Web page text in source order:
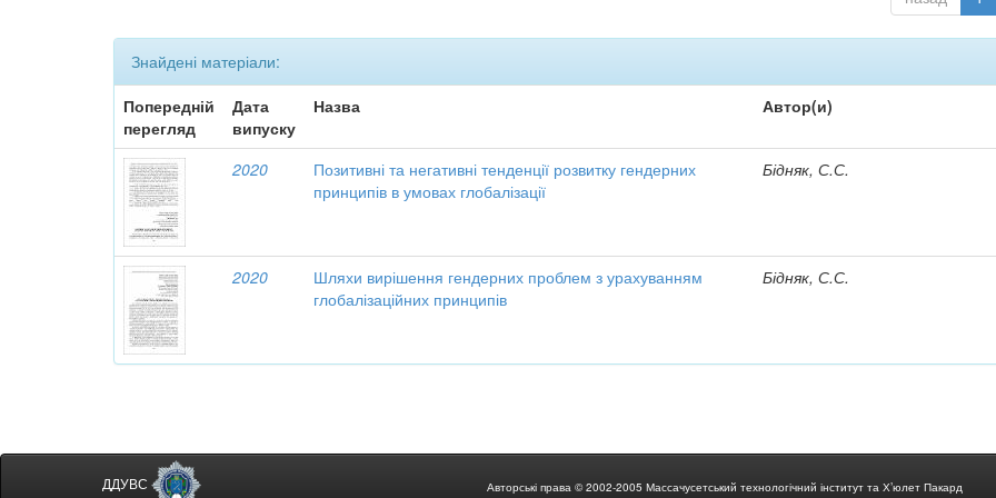
Знайдені матеріали:
Попередній
перегляд
Дата
випуску
Назва Автор(и)
2020
Позитивні та негативні тенденції розвитку гендерних
принципів в умовах глобалізації
Бідняк, С.С.
2020
Шляхи вирішення гендерних проблем з урахуванням
глобалізаційних принципів
Бідняк, С.С.
ДДУВС Авторські права © 2002-2005 Массачусетський технологічний інститут та Х’юлет Пакард